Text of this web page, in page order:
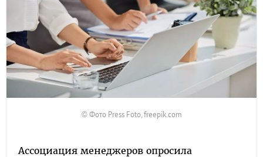
© Фото Press Foto, freepik.com
Ассоциация менеджеров опросила